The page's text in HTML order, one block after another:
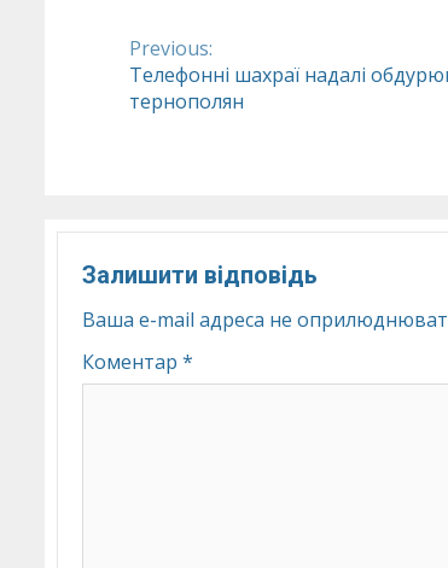
Continue
Reading
Previous:
Телефонні шахраї надалі
тернополян
Залишити відповідь
Ваша e-mail адреса не
Коментар *